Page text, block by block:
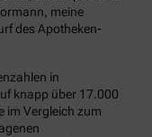
meine
des Apotheken-
in
knapp über 17.000
im Vergleich zum